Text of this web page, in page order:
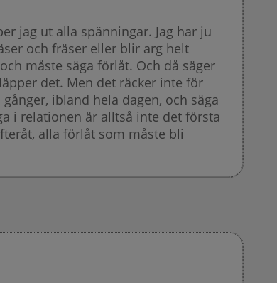
jag ut alla spänningar. Jag har ju
och fräser eller blir arg helt
måste säga förlåt. Och då säger
det. Men det räcker inte för
ibland hela dagen, och säga
i relationen är alltså inte det första
alla förlåt som måste bli